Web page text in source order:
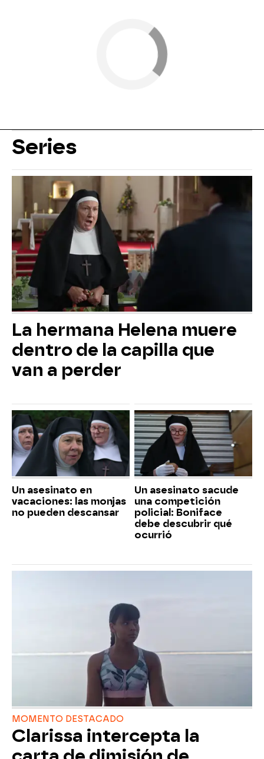
Series
La hermana Helena muere
dentro de la capilla que
van a perder
Un asesinato en
vacaciones: las monjas
no pueden descansar
Un asesinato sacude
una competición
policial: Boniface
debe descubrir qué
ocurrió
MOMENTO DESTACADO
Clarissa intercepta la